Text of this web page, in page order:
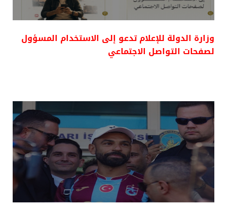
وزارة الدولة للإعلام تدعو إلى الاستخدام المسؤول
لصفحات التواصل الاجتماعي